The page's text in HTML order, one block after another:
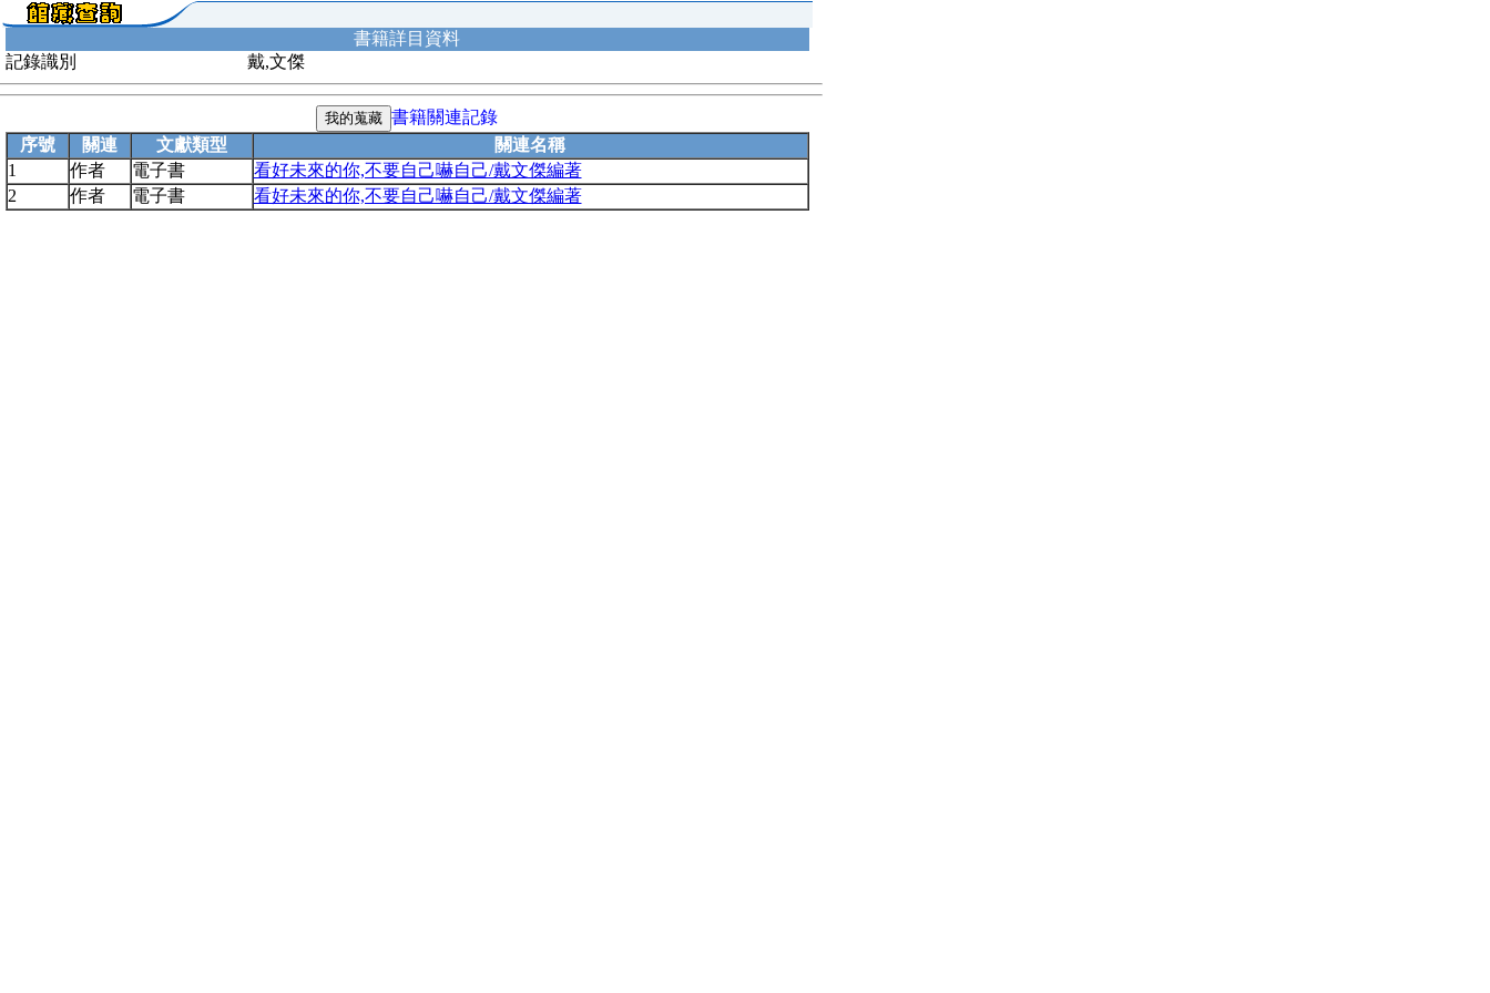
書籍詳目資料
記錄識別
戴,文傑
書籍關連記錄
序號
關連 文獻類型
關連名稱
1
作者 電子書
看好未來的你,不要自己嚇自己/戴文傑編著
2
作者 電子書 看好未來的你,不要自己嚇自己/戴文傑編著